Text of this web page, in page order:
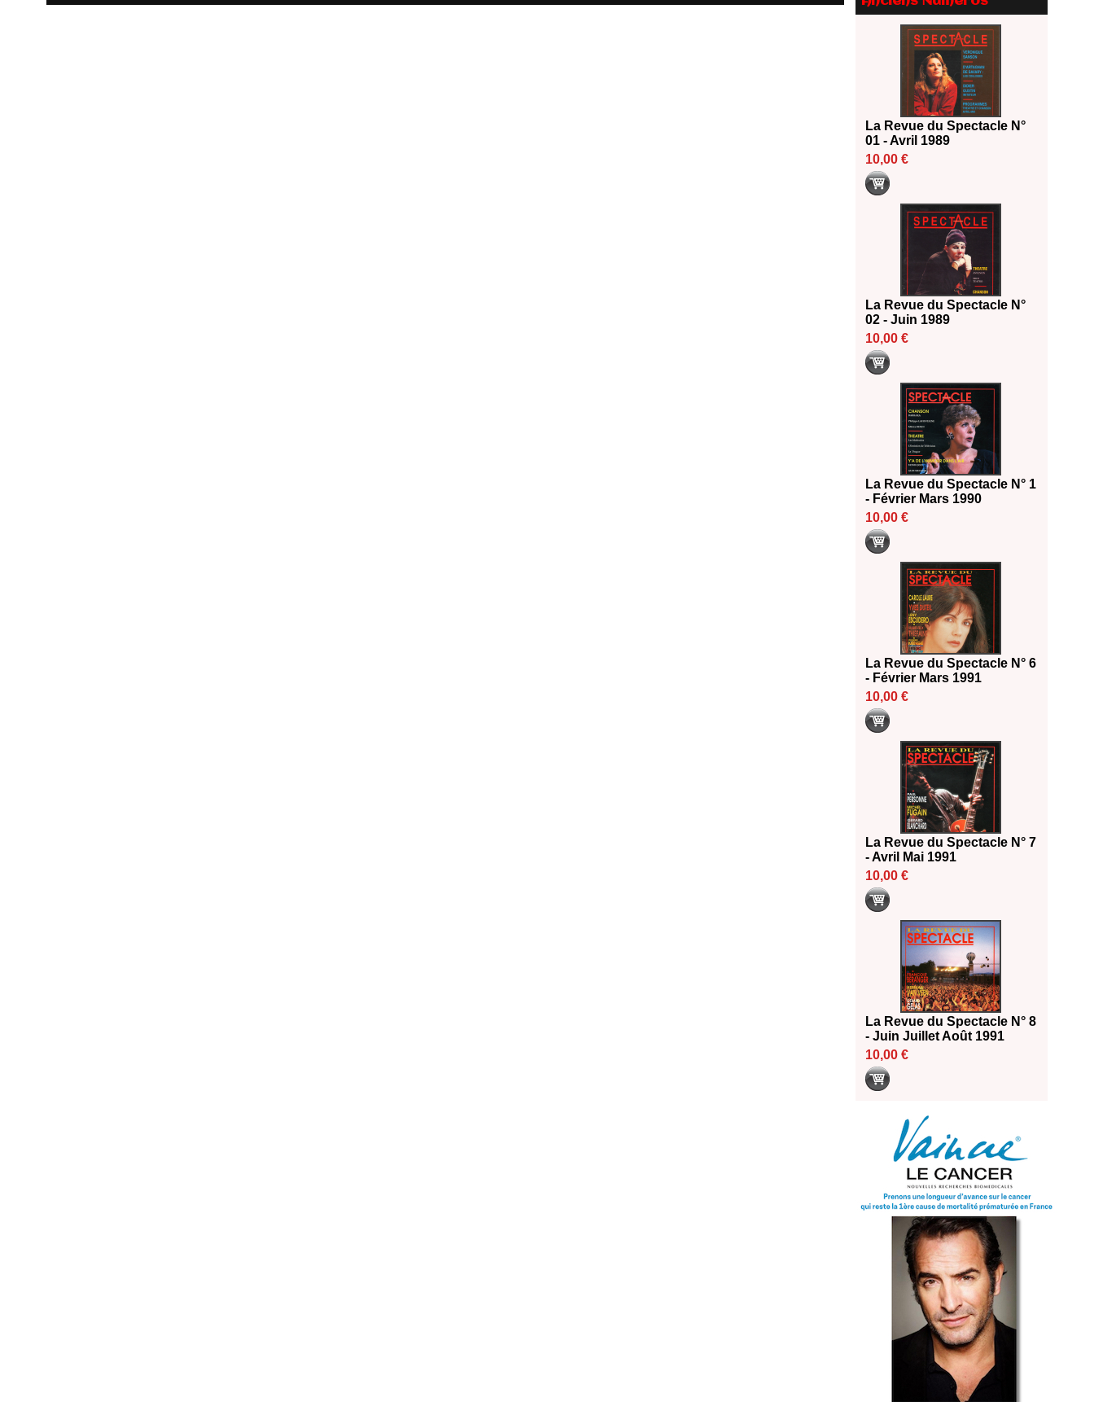
2026
Les 10 lauréats du Fonds
Grandes Formes Théâtre 2026
Nomination de Nathalie
Garraud et Olivier Saccomano à
la direction du Théâtre de
Gennevilliers - CDN
13/06/2026
Dispositif SACD Auteurs
d'espaces : les lauréats 2026
La Revue du Spectacle N°
01 - Avril 1989
10,00 €
La Revue du Spectacle N°
02 - Juin 1989
10,00 €
La Revue du Spectacle N° 1
- Février Mars 1990
10,00 €
La Revue du Spectacle N° 6
- Février Mars 1991
10,00 €
La Revue du Spectacle N° 7
- Avril Mai 1991
10,00 €
La Revue du Spectacle N° 8
- Juin Juillet Août 1991
10,00 €